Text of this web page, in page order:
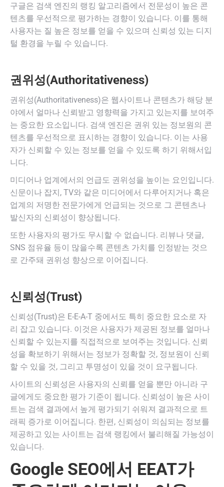
구글은 검색 엔진의 랭킹 알고리즘에서 전문성이 높은 콘
텐츠를 우선적으로 평가하는 경향이 있습니다. 이를 통해
사용자는 질 높은 정보를 얻을 수 있으며 신뢰성 있는 디지
털 환경을 누릴 수 있습니다.
권위성(Authoritativeness)
권위성(Authoritativeness)은 웹사이트나 콘텐츠가 해당 분
야에서 얼마나 신뢰받고 영향력을 가지고 있는지를 보여주
는 중요한 요소입니다. 검색 엔진은 권위 있는 정보원의 콘
텐츠를 우선적으로 표시하는 경향이 있습니다. 이는 사용
자가 신뢰할 수 있는 정보를 얻을 수 있도록 하기 위해서입
니다.
미디어나 업계에서의 언급도 권위성을 높이는 요인입니다.
신문이나 잡지, TV와 같은 미디어에서 다루어지거나 혹은
업계의 저명한 전문가에게 언급되는 것으로 그 콘텐츠나
발신자의 신뢰성이 향상됩니다.
또한 사용자의 평가도 무시할 수 없습니다. 리뷰나 댓글,
SNS 점유율 등이 많을수록 콘텐츠 가치를 인정받는 것으
로 간주돼 권위성 향상으로 이어집니다.
신뢰성(Trust)
신뢰성(Trust)은 E-E-A-T 중에서도 특히 중요한 요소로 자
리 잡고 있습니다. 이것은 사용자가 제공된 정보를 얼마나
신뢰할 수 있는지를 직접적으로 보여주는 것입니다. 신뢰
성을 확보하기 위해서는 정보가 정확할 것, 정보원이 신뢰
할 수 있을 것, 그리고 투명성이 있을 것이 요구됩니다.
사이트의 신뢰성은 사용자의 신뢰를 얻을 뿐만 아니라 구
글에게도 중요한 평가 기준이 됩니다. 신뢰성이 높은 사이
트는 검색 결과에서 높게 평가되기 쉬워져 결과적으로 트
래픽 증가로 이어집니다. 한편, 신뢰성이 의심되는 정보를
제공하고 있는 사이트는 검색 랭킹에서 불리해질 가능성이
있습니다.
Google SEO에서 EEAT가